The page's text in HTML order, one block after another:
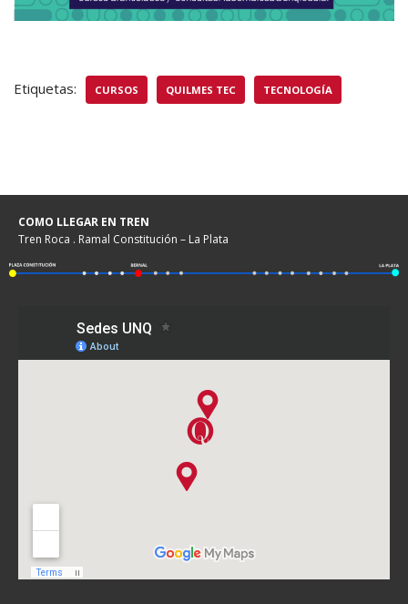
Etiquetas: CURSOS QUILMES TEC TECNOLOGÍA
COMO LLEGAR EN TREN
Tren Roca . Ramal Constitución – La Plata